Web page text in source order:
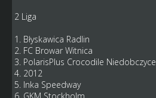
2 Liga
1. Błyskawica Radlin
2. FC Browar Witnica
3. PolarisPlus Crocodile Niedobczyce
4. 2012
5. Inka Speedway